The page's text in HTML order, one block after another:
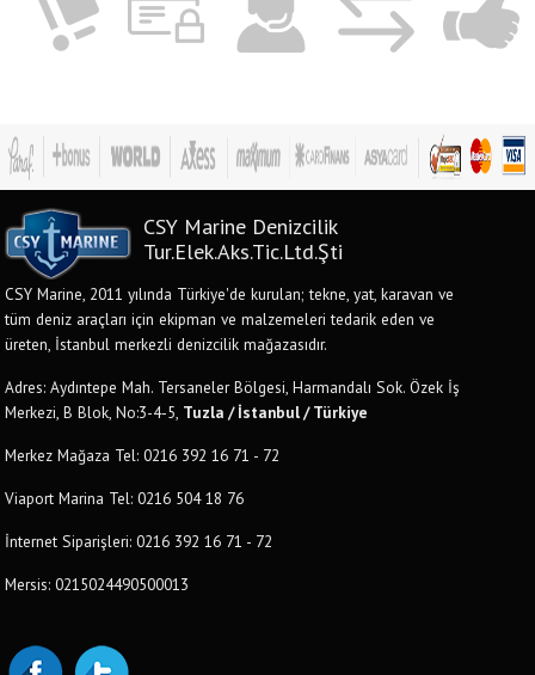
CSY Marine Denizcilik
Tur.Elek.Aks.Tic.Ltd.Şti
CSY Marine, 2011 yılında Türkiye'de kurulan; tekne, yat, karavan ve
tüm deniz araçları için ekipman ve malzemeleri tedarik eden ve
üreten, İstanbul merkezli denizcilik mağazasıdır.
Adres: Aydıntepe Mah. Tersaneler Bölgesi, Harmandalı Sok. Özek İş
Merkezi, B Blok, No:3-4-5, Tuzla / İstanbul / Türkiye
Merkez Mağaza Tel: 0216 392 16 71 - 72
Viaport Marina Tel: 0216 504 18 76
İnternet Siparişleri: 0216 392 16 71 - 72
Mersis: 0215024490500013